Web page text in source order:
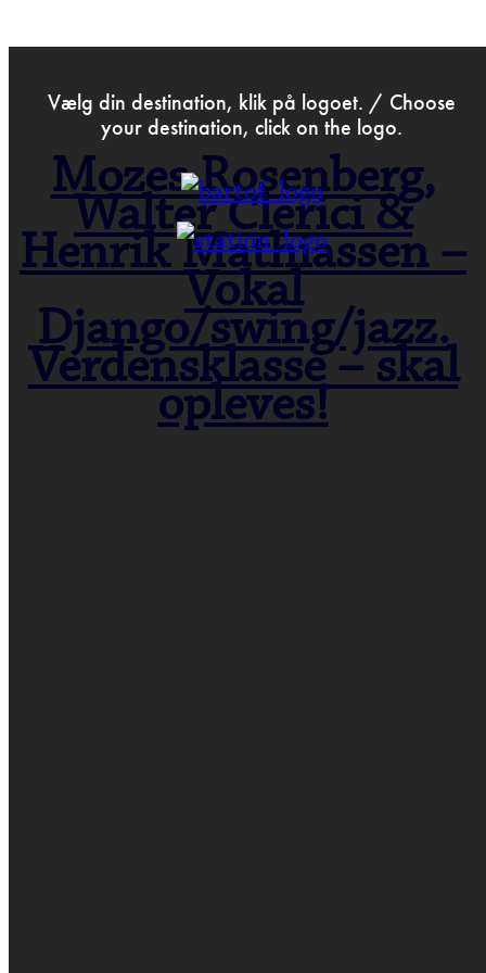
Vælg din destination, klik på logoet. / Choose
your destination, click on the logo.
Mozes Rosenberg,
Walter Clerici &
Henrik Mathiassen –
Vokal
Django/swing/jazz.
Verdensklasse – skal
opleves!